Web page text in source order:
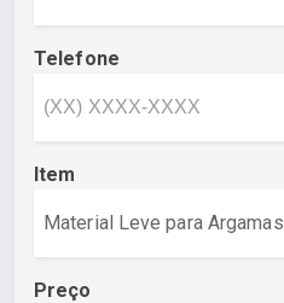
Telefone
Item
Preço